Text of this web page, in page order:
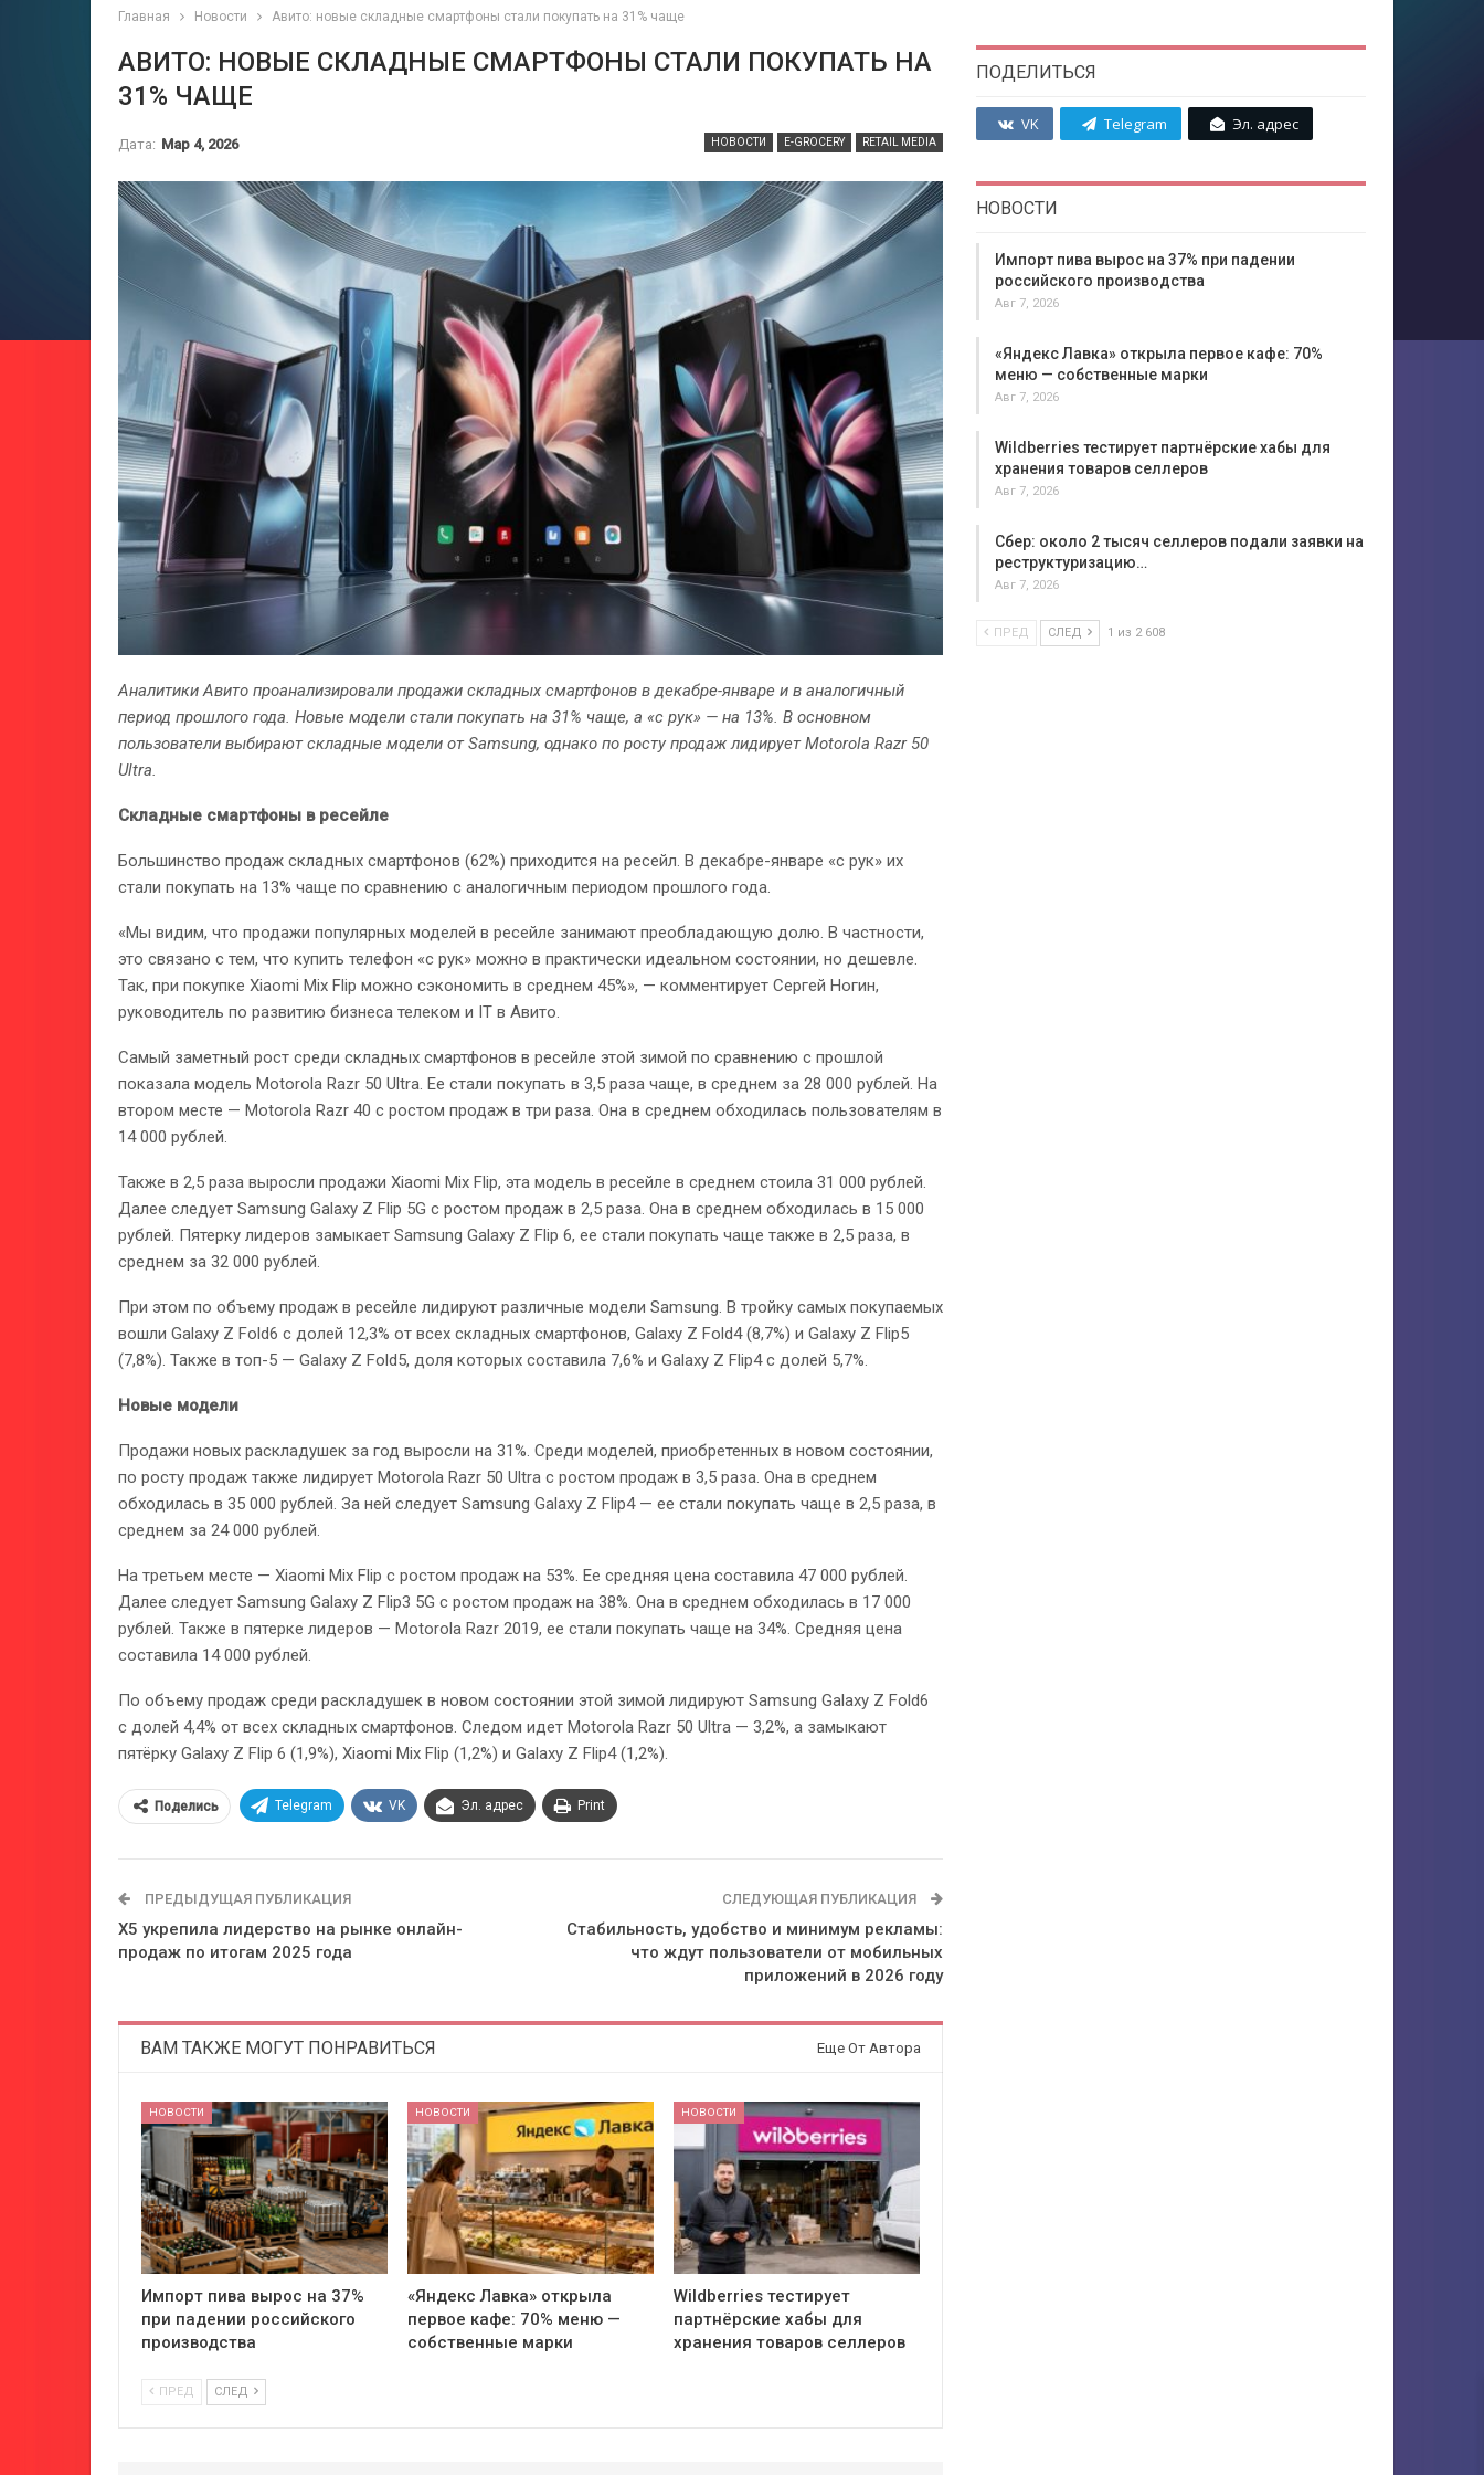
Главная Новости Авито: новые складные смартфоны стали покупать на 31% чаще
АВИТО: НОВЫЕ СКЛАДНЫЕ СМАРТФОНЫ СТАЛИ ПОКУПАТЬ НА
31% ЧАЩЕ
НОВОСТИ E-GROCERY RETAIL MEDIA
Дата: Мар 4, 2026
Аналитики Авито проанализировали продажи складных смартфонов в декабре-январе и в аналогичный
период прошлого года. Новые модели стали покупать на 31% чаще, а «с рук» — на 13%. В основном
пользователи выбирают складные модели от Samsung, однако по росту продаж лидирует Motorola Razr 50
Ultra.
Складные смартфоны в ресейле
Большинство продаж складных смартфонов (62%) приходится на ресейл. В декабре-январе «с рук» их
стали покупать на 13% чаще по сравнению с аналогичным периодом прошлого года.
«Мы видим, что продажи популярных моделей в ресейле занимают преобладающую долю. В частности,
это связано с тем, что купить телефон «с рук» можно в практически идеальном состоянии, но дешевле.
Так, при покупке Xiaomi Mix Flip можно сэкономить в среднем 45%», — комментирует Сергей Ногин,
руководитель по развитию бизнеса телеком и IT в Авито.
Самый заметный рост среди складных смартфонов в ресейле этой зимой по сравнению с прошлой
показала модель Motorola Razr 50 Ultra. Ее стали покупать в 3,5 раза чаще, в среднем за 28 000 рублей. На
втором месте — Motorola Razr 40 с ростом продаж в три раза. Она в среднем обходилась пользователям в
14 000 рублей.
Также в 2,5 раза выросли продажи Xiaomi Mix Flip, эта модель в ресейле в среднем стоила 31 000 рублей.
Далее следует Samsung Galaxy Z Flip 5G с ростом продаж в 2,5 раза. Она в среднем обходилась в 15 000
рублей. Пятерку лидеров замыкает Samsung Galaxy Z Flip 6, ее стали покупать чаще также в 2,5 раза, в
среднем за 32 000 рублей.
При этом по объему продаж в ресейле лидируют различные модели Samsung. В тройку самых покупаемых
вошли Galaxy Z Fold6 с долей 12,3% от всех складных смартфонов, Galaxy Z Fold4 (8,7%) и Galaxy Z Flip5
(7,8%). Также в топ-5 — Galaxy Z Fold5, доля которых составила 7,6% и Galaxy Z Flip4 с долей 5,7%.
Новые модели
Продажи новых раскладушек за год выросли на 31%. Среди моделей, приобретенных в новом состоянии,
по росту продаж также лидирует Motorola Razr 50 Ultra с ростом продаж в 3,5 раза. Она в среднем
обходилась в 35 000 рублей. За ней следует Samsung Galaxy Z Flip4 — ее стали покупать чаще в 2,5 раза, в
среднем за 24 000 рублей.
На третьем месте — Xiaomi Mix Flip с ростом продаж на 53%. Ее средняя цена составила 47 000 рублей.
Далее следует Samsung Galaxy Z Flip3 5G с ростом продаж на 38%. Она в среднем обходилась в 17 000
рублей. Также в пятерке лидеров — Motorola Razr 2019, ее стали покупать чаще на 34%. Средняя цена
составила 14 000 рублей.
По объему продаж среди раскладушек в новом состоянии этой зимой лидируют Samsung Galaxy Z Fold6
с долей 4,4% от всех складных смартфонов. Следом идет Motorola Razr 50 Ultra — 3,2%, а замыкают
пятёрку Galaxy Z Flip 6 (1,9%), Xiaomi Mix Flip (1,2%) и Galaxy Z Flip4 (1,2%).
Поделись Telegram VK Эл. адрес Print
ПРЕДЫДУЩАЯ ПУБЛИКАЦИЯ
Х5 укрепила лидерство на рынке онлайн-
продаж по итогам 2025 года
СЛЕДУЮЩАЯ ПУБЛИКАЦИЯ
Стабильность, удобство и минимум рекламы:
что ждут пользователи от мобильных
приложений в 2026 году
ВАМ ТАКЖЕ МОГУТ ПОНРАВИТЬСЯ Еще От Автора
НОВОСТИ
Импорт пива вырос на 37%
при падении российского
производства
НОВОСТИ
«Яндекс Лавка» открыла
первое кафе: 70% меню —
собственные марки
НОВОСТИ
Wildberries тестирует
партнёрские хабы для
хранения товаров селлеров
ПРЕД СЛЕД
ПОДЕЛИТЬСЯ
VK Telegram Эл. адрес
НОВОСТИ
Импорт пива вырос на 37% при падении
российского производства
Авг 7, 2026
«Яндекс Лавка» открыла первое кафе: 70%
меню — собственные марки
Авг 7, 2026
Wildberries тестирует партнёрские хабы для
хранения товаров селлеров
Авг 7, 2026
Сбер: около 2 тысяч селлеров подали заявки на
реструктуризацию…
Авг 7, 2026
ПРЕД СЛЕД 1 из 2 608